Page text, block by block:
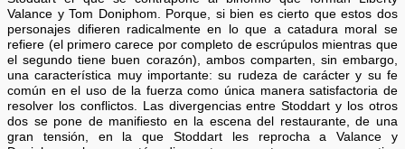
Valance y Tom Doniphom. Porque, si bien es cierto que estos dos
personajes difieren radicalmente en lo que a catadura moral se
refiere (el primero carece por completo de escrúpulos mientras que
el segundo tiene buen corazón), ambos comparten, sin embargo,
una característica muy importante: su rudeza de carácter y su fe
común en el uso de la fuerza como única manera satisfactoria de
resolver los conflictos. Las divergencias entre Stoddart y los otros
dos se pone de manifiesto en la escena del restaurante, de una
gran tensión, en la que Stoddart les reprocha a Valance y